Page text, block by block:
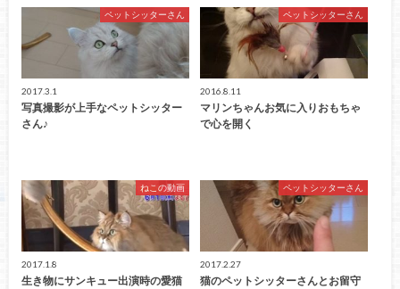
ペットシッターさん
2017.3.1
写真撮影が上手なペットシッター
さん♪
ペットシッターさん
2016.8.11
マリンちゃんお気に入りおもちゃ
で心を開く
ねこの動画
2017.1.8
生き物にサンキュー出演時の愛猫
ペットシッターさん
2017.2.27
猫のペットシッターさんとお留守